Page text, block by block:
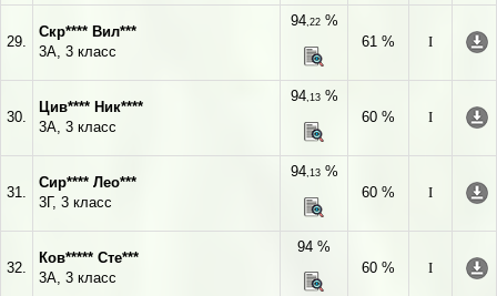
29.
Скр**** Вил***
3А, 3 класс
94,22%
61 %
I
30.
Цив**** Ник****
3А, 3 класс
94,13%
60 %
I
31.
Сир**** Лео***
3Г, 3 класс
94,13%
60 %
I
32.
Ков***** Сте***
3А, 3 класс
94 %
60 %
I